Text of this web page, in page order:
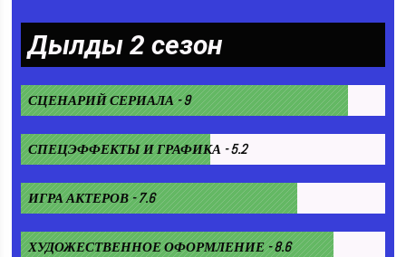
Дылды 2 сезон
СЦЕНАРИЙ СЕРИАЛА - 9
СПЕЦЭФФЕКТЫ И ГРАФИКА - 5.2
ИГРА АКТЕРОВ - 7.6
ХУДОЖЕСТВЕННОЕ ОФОРМЛЕНИЕ - 8.6